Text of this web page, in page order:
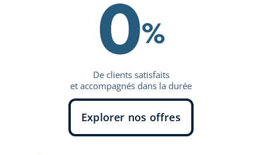
De clients satisfaits
et accompagnés dans la durée
0%
Explorer nos offres